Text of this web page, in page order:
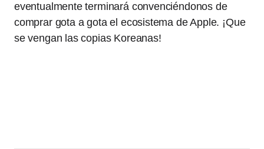
eventualmente terminará convenciéndonos de
comprar gota a gota el ecosistema de Apple. ¡Que
se vengan las copias Koreanas!